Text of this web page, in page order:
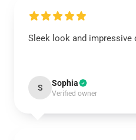
Sleek look and impressive
S Sophia
Verified owner